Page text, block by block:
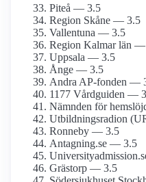
Piteå — 3.5
Region Skåne — 3.5
Vallentuna — 3.5
Region Kalmar län
Uppsala — 3.5
Ånge — 3.5
Andra AP-fonden —
1177 Vårdguiden —
Nämnden för
Utbildningsradion
Ronneby — 3.5
Antagning.se — 3.5
Grästorp — 3.5